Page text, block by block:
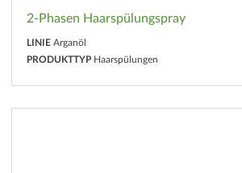
2-Phasen Haarspülungspray
LINIE Arganöl
PRODUKTTYP Haarspülungen